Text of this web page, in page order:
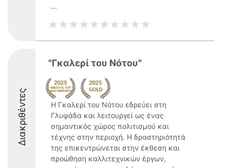
...
Διακριθέντες
"Γκαλερί του Νότου"
Η Γκαλερί του Νότου εδρεύει στη
Γλυφάδα και λειτουργεί ως ένας
σημαντικός χώρος πολιτισμού και
τέχνης στην περιοχή. Η δραστηριότητά
της επικεντρώνεται στην έκθεση και
προώθηση καλλιτεχνικών έργων,